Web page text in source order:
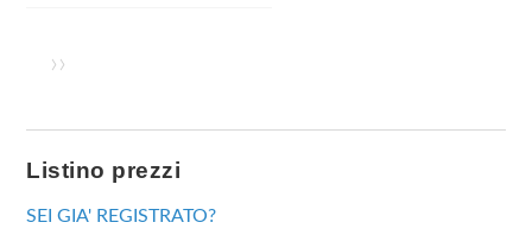
Listino prezzi
SEI GIA' REGISTRATO?